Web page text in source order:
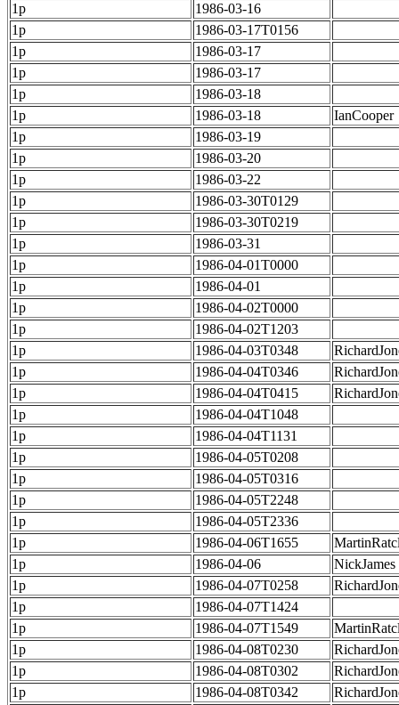
1p
1986-03-16
1p
1986-03-17T0156
1p
1986-03-17
1p
1986-03-17
1p
1986-03-18
1p
1986-03-18
IanCooper
1p
1986-03-19
1p
1986-03-20
1p
1986-03-22
1p
1986-03-30T0129
1p
1986-03-30T0219
1p
1986-03-31
1p
1986-04-01T0000
1p
1986-04-01
1p
1986-04-02T0000
1p
1986-04-02T1203
1p
1986-04-03T0348
1p
1986-04-04T0346
1p
1986-04-04T0415
1p
1986-04-04T1048
1p
1986-04-04T1131
1p
1986-04-05T0208
1p
1986-04-05T0316
1p
1986-04-05T2248
1p
1986-04-05T2336
1p
1986-04-06T1655
1p
1986-04-06
NickJames
1p
1986-04-07T0258
1p
1986-04-07T1424
1p
1986-04-07T1549
1p
1986-04-08T0230
1p
1986-04-08T0302
1p
1986-04-08T0342